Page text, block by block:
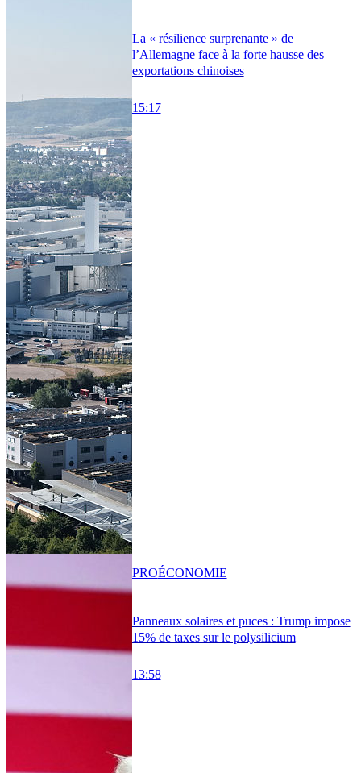
La « résilience surprenante » de
l’Allemagne face à la forte hausse des
exportations chinoises
15:17
Panneaux solaires et puces : Trump impose
15% de taxes sur le polysilicium
13:58
PROÉCONOMIE